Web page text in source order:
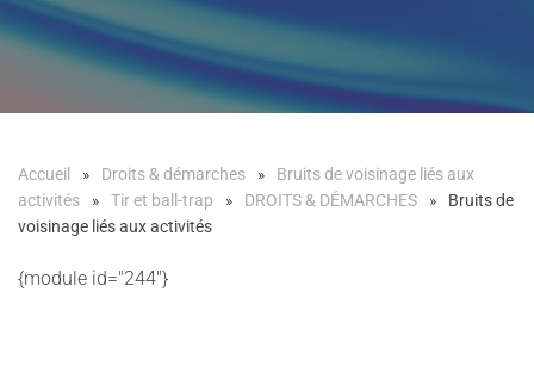
Accueil Droits & démarches
Bruits de voisinage liés aux
activités
Tir et ball-trap DROITS & DÉMARCHES
Bruits de
voisinage liés aux activités
{module id="244"}